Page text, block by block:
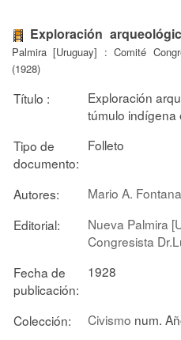
Exploración
Palmira [Uruguay] : Comité
(1928)
Título :
Exploración
túmulo indígena
Tipo de
documento:
Folleto
Autores: Mario A. Fontana
Editorial:
Nueva Palmira
Congresista
Fecha de
publicación:
1928
Colección: Civismo num.